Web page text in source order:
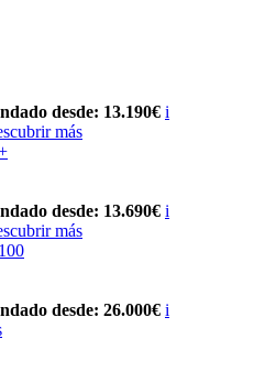
desde: 13.190€ i
más
desde: 13.690€ i
más
desde: 26.000€ i